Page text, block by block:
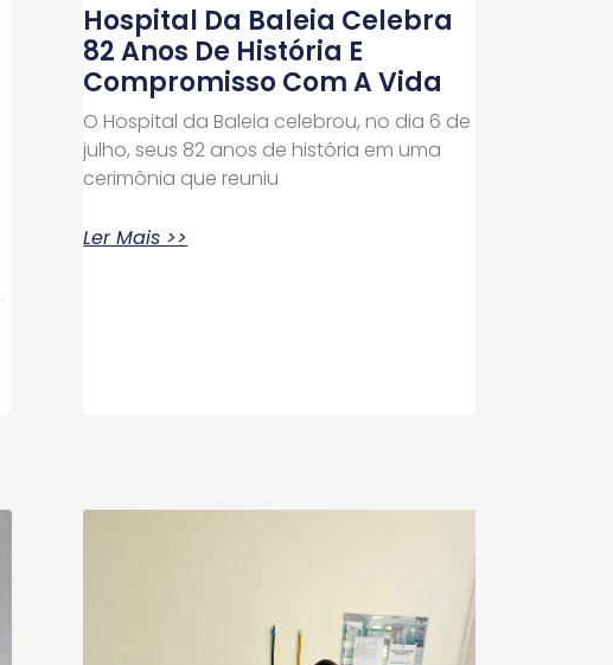
Hospital Da Baleia Celebra
82 Anos De História E
Compromisso Com A Vida
O Hospital da Baleia celebrou, no dia 6 de
julho, seus 82 anos de história em uma
cerimônia que reuniu
Ler Mais >>